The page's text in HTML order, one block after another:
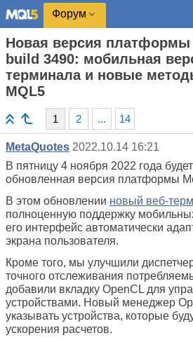
Форум
Новая версия платформы
build 3490: мобильная
терминала и новые
MQL5
1 2 ... 14
MetaQuotes 2022.10.14 16:21
В пятницу 4 ноября 2022 года
обновленная версия платформы
В этом обновлении новый веб-
полноценную поддержку
его интерфейс автоматически
экрана пользователя.
Кроме того, мы улучшили
точного отслеживания
добавили вкладку OpenCL для
устройствами. Новый менеджер
указывать устройства, которые
ускорения расчетов.